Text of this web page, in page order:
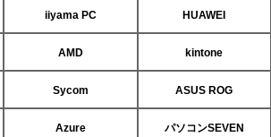
iiyama PC HUAWEI
AMD kintone
Sycom ASUS ROG
Azure パソコンSEVEN